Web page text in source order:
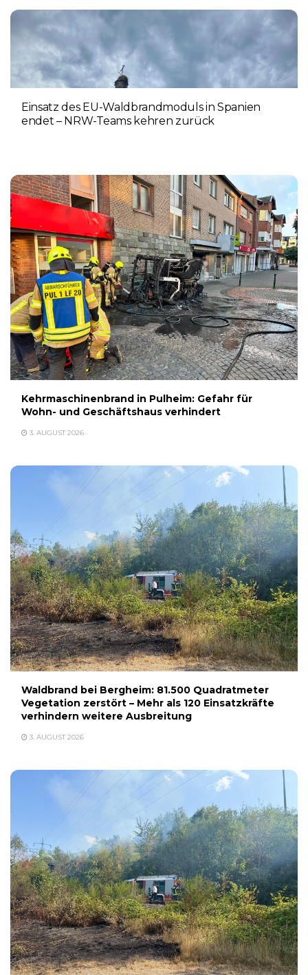
Einsatz des EU-Waldbrandmoduls in Spanien
endet – NRW-Teams kehren zurück
Kehrmaschinenbrand in Pulheim: Gefahr für
Wohn- und Geschäftshaus verhindert
3. AUGUST 2026
Waldbrand bei Bergheim: 81.500 Quadratmeter
Vegetation zerstört – Mehr als 120 Einsatzkräfte
verhindern weitere Ausbreitung
3. AUGUST 2026